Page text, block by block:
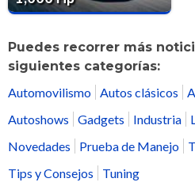
Puedes recorrer más
siguientes categorías:
Automovilismo Autos clásicos
Autoshows
Gadgets Industria
Novedades
Prueba de Manejo
Tips y Consejos
Tuning